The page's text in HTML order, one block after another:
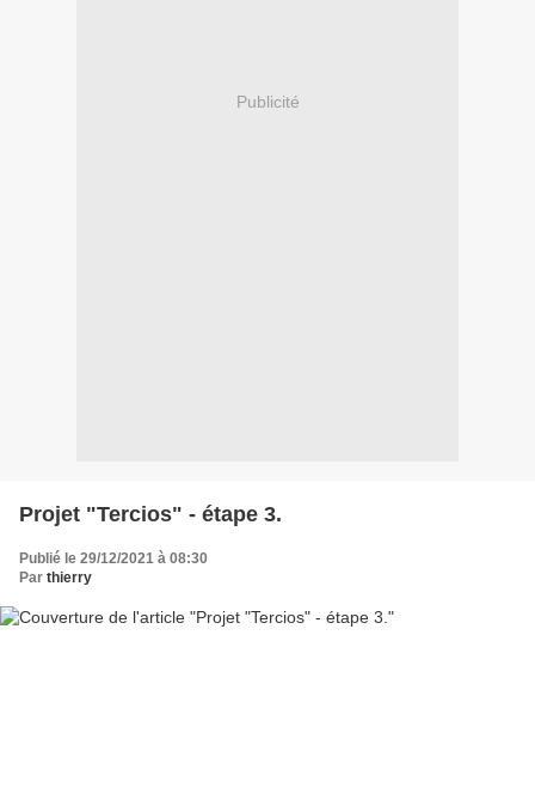
Publicité
Projet "Tercios" - étape 3.
Publié le 29/12/2021 à 08:30
Par thierry